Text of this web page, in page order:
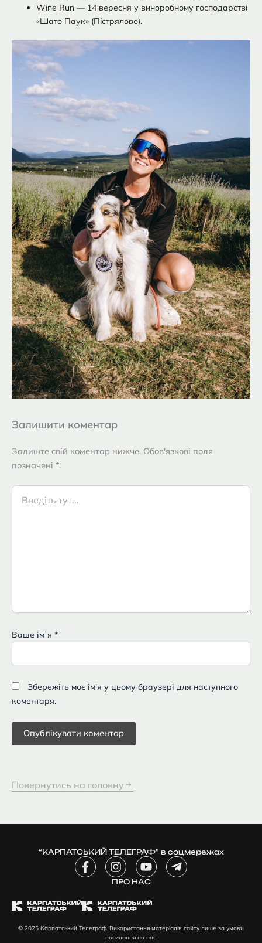
Wine Run — 14 вересня у виноробному господарстві
«Шато Паук» (Пістрялово).
Залишити коментар
Залиште свій коментар нижче. Обов'язкові поля
позначені *.
Введіть
тут...
Ваше імʼя *
Збережіть моє ім'я у цьому браузері для наступного
коментаря.
Повернутись на головну
“КАРПАТСЬКИЙ ТЕЛЕГРАФ” в соцмережах
F
a
b
o
I
n
s
a
r
Y
o
u
t
u
e
T
e
a
ПРО НАС
© 2025 Карпатський Телеграф. Використання матеріалів сайту лише за умови
посилання на нас.